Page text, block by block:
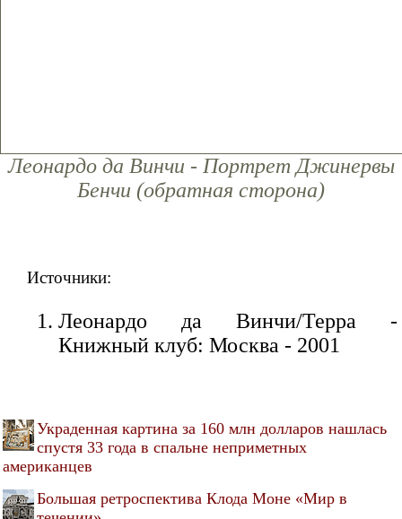
Леонардо да Винчи - Портрет Джинервы
Бенчи (обратная сторона)
Источники:
Леонардо да Винчи/Терра -
Книжный клуб: Москва - 2001
Украденная картина за 160 млн долларов нашлась
спустя 33 года в спальне неприметных
американцев
Большая ретроспектива Клода Моне «Мир в